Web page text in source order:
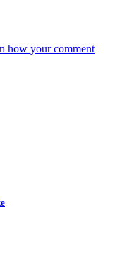
how your comment